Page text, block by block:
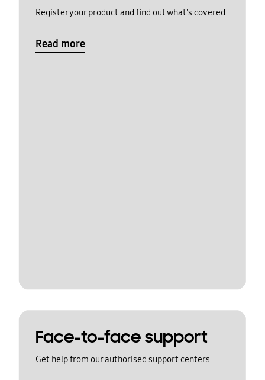
Register your product and find out what's covered
Read more
Face-to-face support
Get help from our authorised support centers